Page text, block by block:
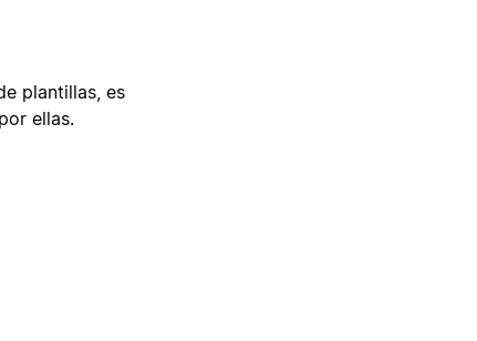
plantillas, es
ellas.